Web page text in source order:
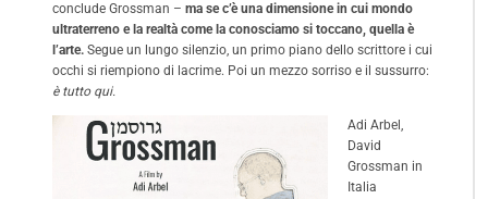
conclude Grossman – ma se c’è una dimensione in cui mondo
ultraterreno e la realtà come la conosciamo si toccano, quella è
l’arte. Segue un lungo silenzio, un primo piano dello scrittore i cui
occhi si riempiono di lacrime. Poi un mezzo sorriso e il sussurro:
è tutto qui.
Adi Arbel,
David
Grossman in
Italia